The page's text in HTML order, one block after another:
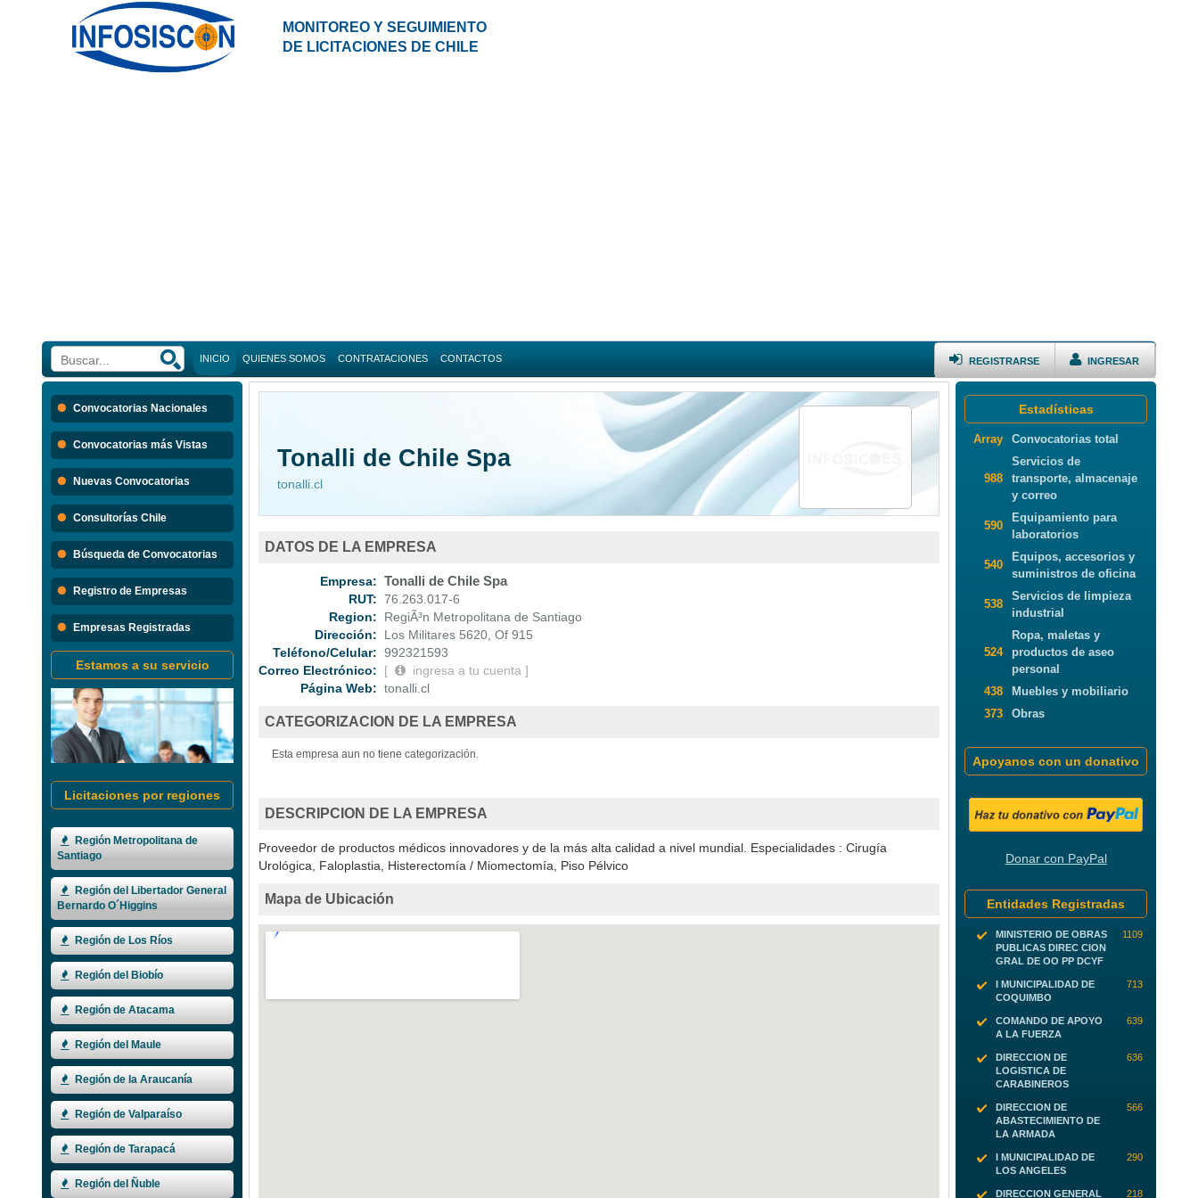
MONITOREO Y SEGUIMIENTO
DE LICITACIONES DE CHILE
INICIO QUIENES SOMOS CONTRATACIONES
Búsqueda
Consultorias Chile
CONTACTOS INGRESAR
REGISTRARSE
Convocatorias Nacionales
Convocatorias más Vistas
Nuevas Convocatorias
Consultorías Chile
Búsqueda de Convocatorias
Registro de Empresas
Empresas Registradas
Estamos a su servicio
Licitaciones por regiones
Región Metropolitana de
Santiago
Región del Libertador General
Bernardo O´Higgins
Región de Los Ríos
Región del Biobío
Región de Atacama
Región del Maule
Región de la Araucanía
Región de Valparaíso
Región de Tarapacá
Región del Ñuble
Tonalli de Chile Spa
tonalli.cl
DATOS DE LA EMPRESA
Empresa: Tonalli de Chile Spa
RUT: 76.263.017-6
Region: RegiÃ³n Metropolitana de Santiago
Dirección: Los Militares 5620, Of 915
Teléfono/Celular: 992321593
Correo Electrónico:
[
ingresa a tu cuenta ]
Página Web: tonalli.cl
CATEGORIZACION DE LA EMPRESA
Esta empresa aun no tiene categorización.
DESCRIPCION DE LA EMPRESA
Proveedor de productos médicos innovadores y de la más alta calidad a nivel mundial. Especialidades : Cirugía
Urológica, Faloplastia, Histerectomía / Miomectomía, Piso Pélvico
Mapa de Ubicación
Estadísticas
Array Convocatorias total
988
Servicios de
transporte, almacenaje
y correo
590
Equipamiento para
laboratorios
540
Equipos, accesorios y
suministros de oficina
538
Servicios de limpieza
industrial
524
Ropa, maletas y
productos de aseo
personal
438
Muebles y mobiliario
373
Obras
Apoyanos con un donativo
Donar con PayPal
Entidades Registradas
MINISTERIO DE OBRAS
PUBLICAS DIREC CION
GRAL DE OO PP DCYF
1109
I MUNICIPALIDAD DE
COQUIMBO
713
COMANDO DE APOYO
A LA FUERZA
639
DIRECCION DE
LOGISTICA DE
CARABINEROS
636
DIRECCION DE
ABASTECIMIENTO DE
LA ARMADA
566
I MUNICIPALIDAD DE
LOS ANGELES
290
DIRECCION GENERAL
218